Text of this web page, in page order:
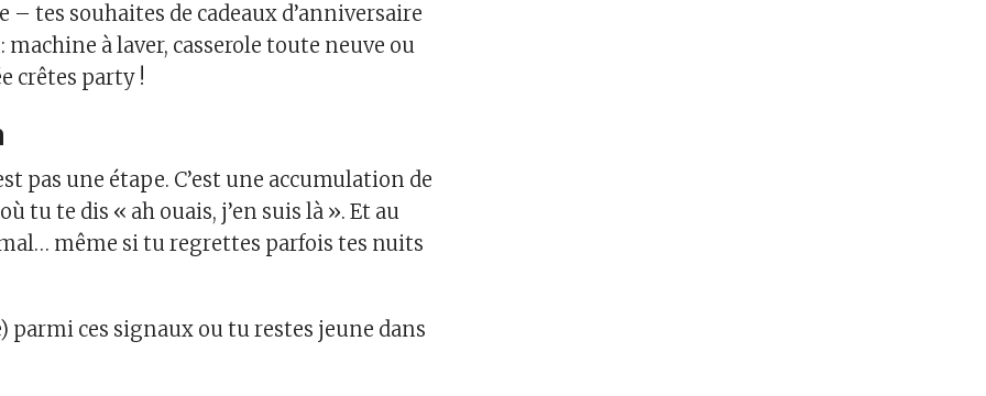
– tes souhaites de cadeaux d’anniversaire
à laver, casserole toute neuve ou
crêtes party !
pas une étape. C’est une accumulation de
tu te dis « ah ouais, j’en suis là ». Et au
mal… même si tu regrettes parfois tes nuits
parmi ces signaux ou tu restes jeune dans